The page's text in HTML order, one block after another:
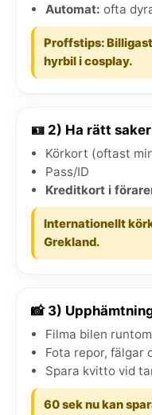
Automat: ofta
Proffstips:
hyrbil i cosplay.
🪪 2) Ha rätt
Körkort (oftast
Pass/ID
Kreditkort i
Internationellt
Grekland.
📸 3)
Filma bilen
Fota repor, fälgar
Spara kvitto vid
60 sek nu kan